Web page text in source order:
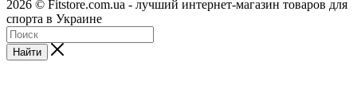
2026 © Fitstore.com.ua - лучший интернет-магазин товаров для
спорта в Украине
Найти